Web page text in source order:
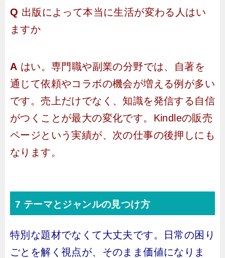
Q 出版によって本当に生活が変わる人はい
ますか
A はい。専門職や副業の分野では、自著を
通じて依頼やコラボの機会が増える例が多い
です。売上だけでなく、知識を発信する自信
がつくことが最大の変化です。Kindleの販売
ページという実績が、次の仕事の後押しにも
なります。
7 テーマとジャンルの見つけ方
特別な題材でなくて大丈夫です。日常の困り
ごとを解く視点が、そのまま価値になりま